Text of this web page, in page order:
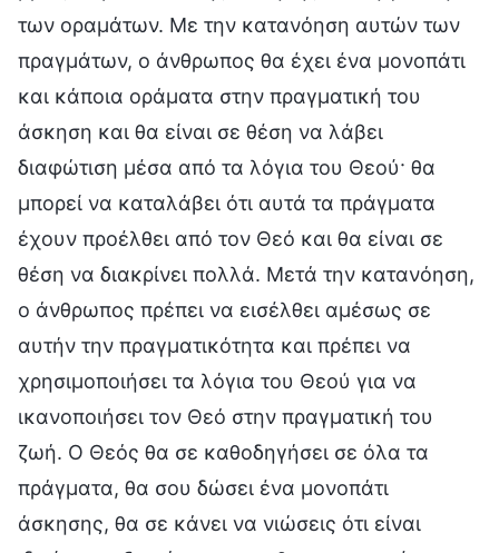
των οραμάτων. Με την κατανόηση αυτών των
πραγμάτων, ο άνθρωπος θα έχει ένα μονοπάτι
και κάποια οράματα στην πραγματική του
άσκηση και θα είναι σε θέση να λάβει
διαφώτιση μέσα από τα λόγια του Θεού· θα
μπορεί να καταλάβει ότι αυτά τα πράγματα
έχουν προέλθει από τον Θεό και θα είναι σε
θέση να διακρίνει πολλά. Μετά την κατανόηση,
ο άνθρωπος πρέπει να εισέλθει αμέσως σε
αυτήν την πραγματικότητα και πρέπει να
χρησιμοποιήσει τα λόγια του Θεού για να
ικανοποιήσει τον Θεό στην πραγματική του
ζωή. Ο Θεός θα σε καθοδηγήσει σε όλα τα
πράγματα, θα σου δώσει ένα μονοπάτι
άσκησης, θα σε κάνει να νιώσεις ότι είναι